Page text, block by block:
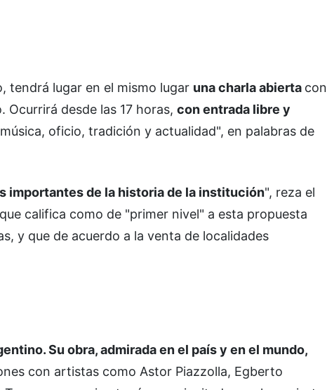
tendrá lugar en el mismo lugar una charla abierta con
desde las 17 horas, con entrada libre y
oficio, tradición y actualidad", en palabras de
importantes de la historia de la institución", reza el
califica como de "primer nivel" a esta propuesta
y que de acuerdo a la venta de localidades
Su obra, admirada en el país y en el mundo,
con artistas como Astor Piazzolla, Egberto